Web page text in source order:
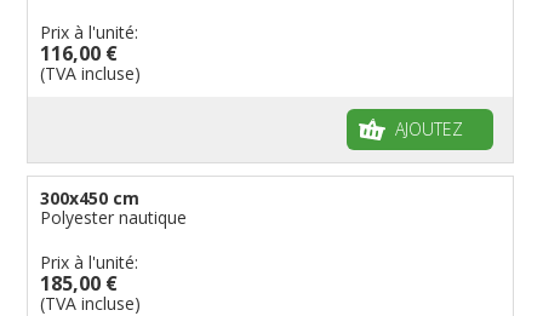
Prix à l'unité:
116,00 €
(TVA incluse)
AJOUTEZ
300x450 cm
Polyester nautique
Prix à l'unité:
185,00 €
(TVA incluse)